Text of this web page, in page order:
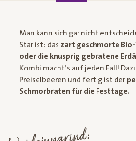
Man kann sich gar nicht
Star ist: das zart geschmorte
oder die knusprig gebratene
Kombi macht’s auf jeden Fall!
Preiselbeeren und fertig ist der
Schmorbraten für die Festtage.